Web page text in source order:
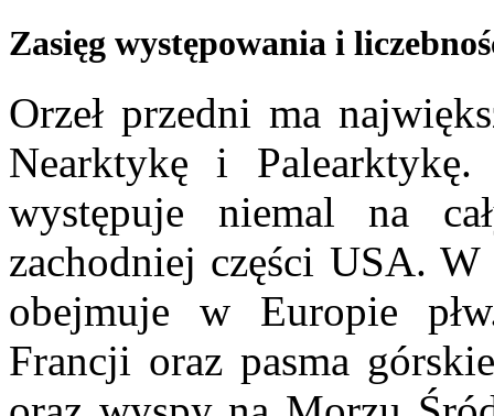
Zasięg występowania i
Orzeł przedni ma
Nearktykę i Palearktykę.
występuje niemal na
zachodniej części USA.
obejmuje w Europie
Francji oraz pasma